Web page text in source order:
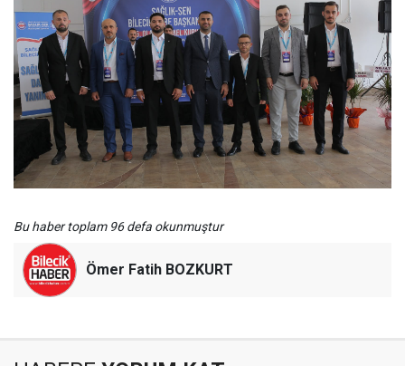
Bu haber toplam 96 defa okunmuştur
Ömer Fatih BOZKURT